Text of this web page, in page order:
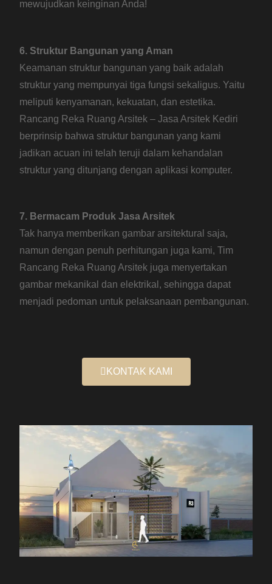
mewujudkan keinginan Anda!
6. Struktur Bangunan yang Aman
Keamanan struktur bangunan yang baik adalah
struktur yang mempunyai tiga fungsi sekaligus. Yaitu
meliputi kenyamanan, kekuatan, dan estetika.
Rancang Reka Ruang Arsitek – Jasa Arsitek Kediri
berprinsip bahwa struktur bangunan yang kami
jadikan acuan ini telah teruji dalam kehandalan
struktur yang ditunjang dengan aplikasi komputer.
7. Bermacam Produk Jasa Arsitek
Tak hanya memberikan gambar arsitektural saja,
namun dengan penuh perhitungan juga kami, Tim
Rancang Reka Ruang Arsitek juga menyertakan
gambar mekanikal dan elektrikal, sehingga dapat
menjadi pedoman untuk pelaksanaan pembangunan.
KONTAK KAMI